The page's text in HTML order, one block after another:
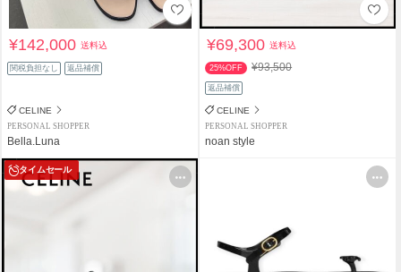
¥142,000送料込
関税負担なし 返品補償
CELINE
PERSONAL SHOPPER
Bella.Luna
¥69,300送料込
25%OFF ¥93,500
返品補償
CELINE
PERSONAL SHOPPER
noan style
タイムセール